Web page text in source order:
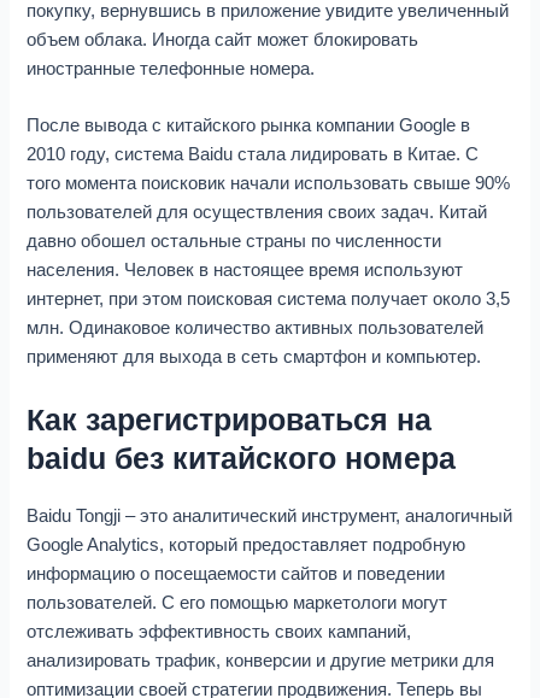
покупку, вернувшись в приложение увидите увеличенный
объем облака. Иногда сайт может блокировать
иностранные телефонные номера.
После вывода с китайского рынка компании Google в
2010 году, система Baidu стала лидировать в Китае. С
того момента поисковик начали использовать свыше 90%
пользователей для осуществления своих задач. Китай
давно обошел остальные страны по численности
населения. Человек в настоящее время используют
интернет, при этом поисковая система получает около 3,5
млн. Одинаковое количество активных пользователей
применяют для выхода в сеть смартфон и компьютер.
Как зарегистрироваться на
baidu без китайского номера
Baidu Tongji – это аналитический инструмент, аналогичный
Google Analytics, который предоставляет подробную
информацию о посещаемости сайтов и поведении
пользователей. С его помощью маркетологи могут
отслеживать эффективность своих кампаний,
анализировать трафик, конверсии и другие метрики для
оптимизации своей стратегии продвижения. Теперь вы